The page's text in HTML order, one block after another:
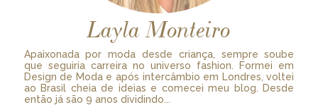
Layla Monteiro
Apaixonada por moda desde criança, sempre soube
que seguiria carreira no universo fashion. Formei em
Design de Moda e após intercâmbio em Londres, voltei
ao Brasil cheia de ideias e comecei meu blog. Desde
então já são 9 anos dividindo...